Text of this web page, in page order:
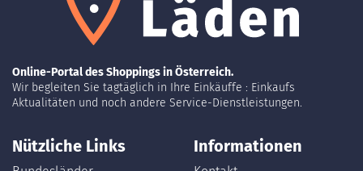
Online-Portal des Shoppings in Österreich.
Wir begleiten Sie tagtäglich in Ihre Einkäuffe : Einkaufs
Aktualitäten und noch andere Service-Dienstleistungen.
Nützliche Links Informationen